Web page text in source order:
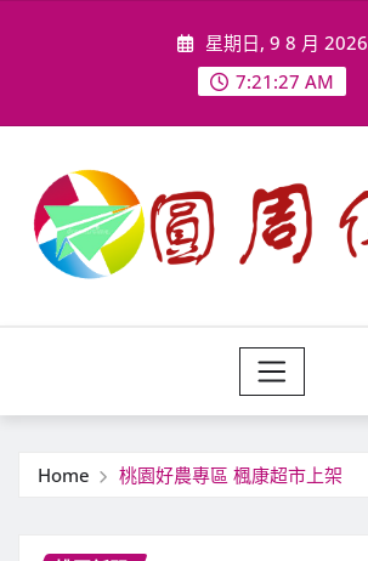
星期日, 9 8 月 2026
7:21:29 AM
Home 桃園好農專區 楓康超市上架